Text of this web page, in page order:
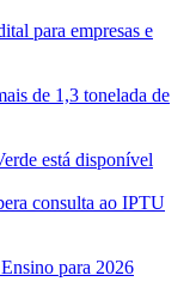
para empresas e
de 1,3 tonelada de
está disponível
consulta ao IPTU
para 2026